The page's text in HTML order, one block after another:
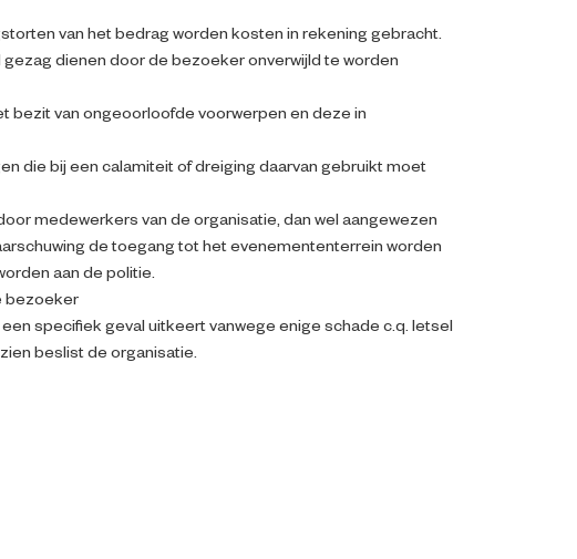
van het bedrag worden kosten in rekening gebracht.
dienen door de bezoeker onverwijld te worden
bezit van ongeoorloofde voorwerpen en deze in
die bij een calamiteit of dreiging daarvan gebruikt moet
medewerkers van de organisatie, dan wel aangewezen
de toegang tot het evenemententerrein worden
aan de politie.
bezoeker
specifiek geval uitkeert vanwege enige schade c.q. letsel
beslist de organisatie.